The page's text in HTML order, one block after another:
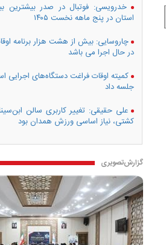
خدرویسی: فوتبال در صدر بیشترین
استان در پنج ماهه نخست ۱۴۰۵
چاروسایی: بیش از هشت هزار برنامه
در حال اجرا می باشد
کمیته اوقات فراغت دستگاه‌های
جلسه داد
علی حقیقی: تغییر کاربری سالن
کشتی، نیاز اساسی ورزش همدان بود
گزارش‌تصویری